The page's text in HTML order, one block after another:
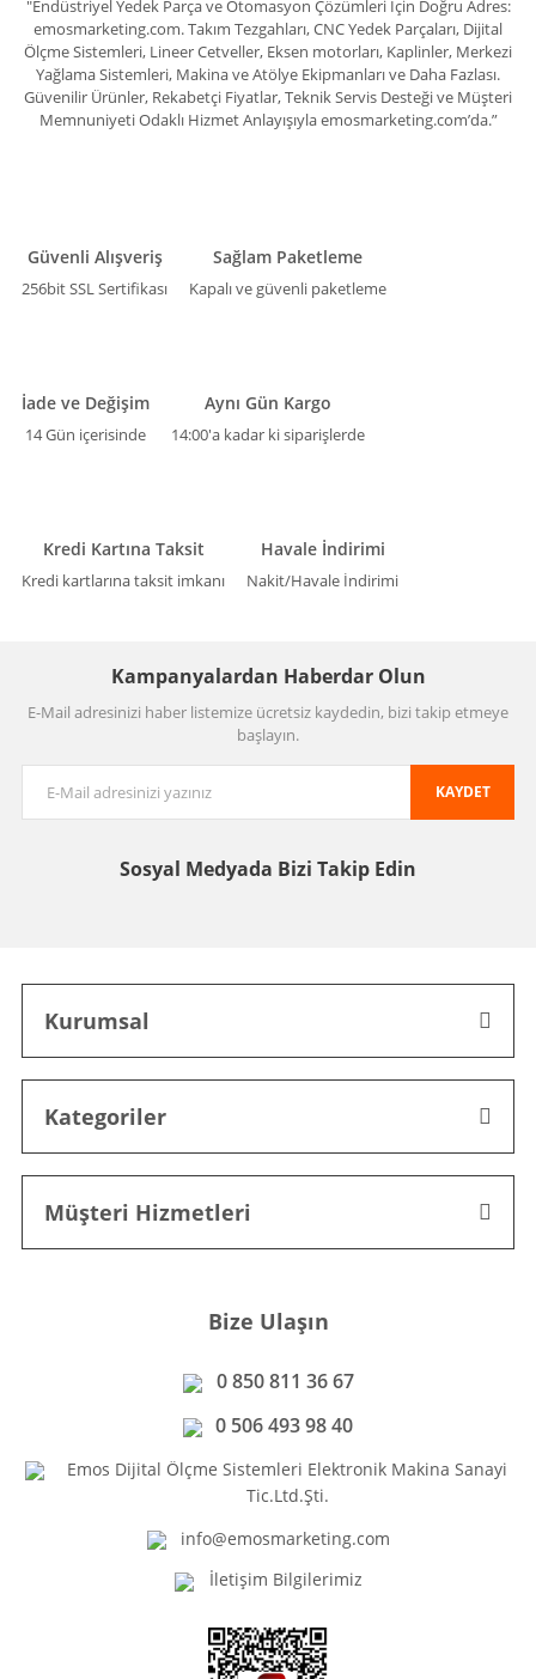
"Endüstriyel Yedek Parça ve Otomasyon Çözümleri İçin Doğru Adres:
emosmarketing.com. Takım Tezgahları, CNC Yedek Parçaları, Dijital
Ölçme Sistemleri, Lineer Cetveller, Eksen motorları, Kaplinler, Merkezi
Yağlama Sistemleri, Makina ve Atölye Ekipmanları ve Daha Fazlası.
Güvenilir Ürünler, Rekabetçi Fiyatlar, Teknik Servis Desteği ve Müşteri
Memnuniyeti Odaklı Hizmet Anlayışıyla emosmarketing.com’da.”
Güvenli Alışveriş
256bit SSL Sertifikası
Sağlam Paketleme
Kapalı ve güvenli paketleme
İade ve Değişim
14 Gün içerisinde
Aynı Gün Kargo
14:00'a kadar ki siparişlerde
Kredi Kartına Taksit
Kredi kartlarına taksit imkanı
Havale İndirimi
Nakit/Havale İndirimi
Kampanyalardan Haberdar Olun
E-Mail adresinizi haber listemize ücretsiz kaydedin, bizi takip etmeye
başlayın.
KAYDET
Sosyal Medyada Bizi Takip Edin
Kurumsal
Kategoriler
Müşteri Hizmetleri
Bize Ulaşın
0 850 811 36 67
0 506 493 98 40
Emos Dijital Ölçme Sistemleri Elektronik Makina Sanayi
Tic.Ltd.Şti.
info@emosmarketing.com
İletişim Bilgilerimiz